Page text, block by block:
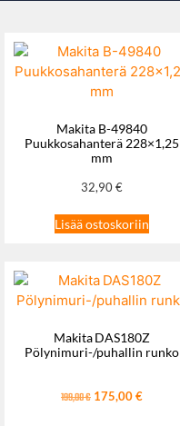
Makita B-49840
Puukkosahanterä 228×1,25
mm
32,90€
Lisää ostoskoriin
Makita DAS180Z
Pölynimuri-/puhallin runko
199,00€ 175,00€